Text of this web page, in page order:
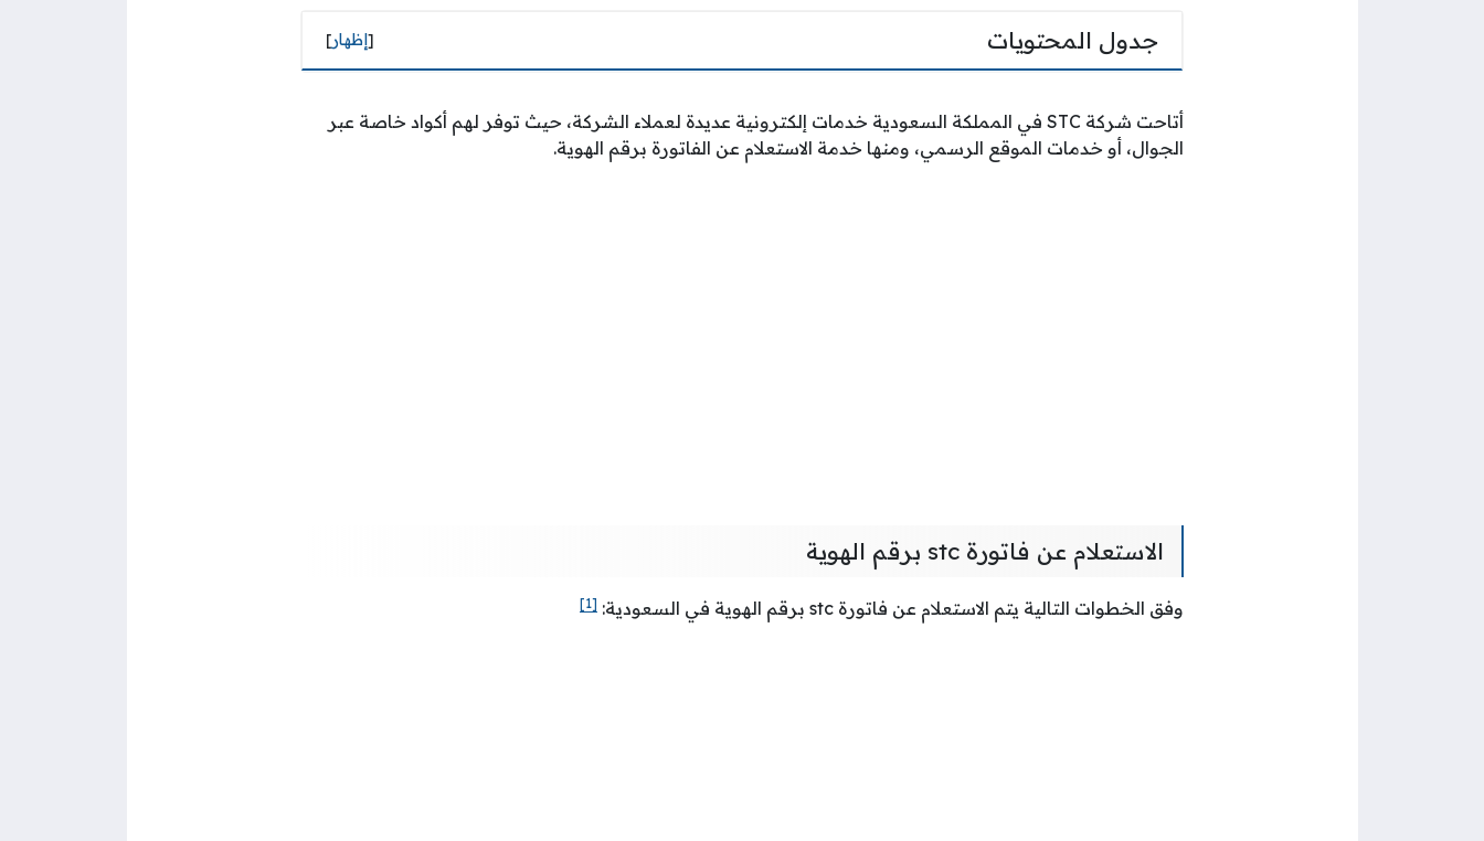
جدول المحتويات [إظهار]
أتاحت شركة STC في المملكة السعودية خدمات إلكترونية عديدة لعملاء الشركة، حيث توفر لهم أكواد خاصة عبر
الجوال، أو خدمات الموقع الرسمي، ومنها خدمة الاستعلام عن الفاتورة برقم الهوية.
الاستعلام عن فاتورة stc برقم الهوية
وفق الخطوات التالية يتم الاستعلام عن فاتورة stc برقم الهوية في السعودية: [1]